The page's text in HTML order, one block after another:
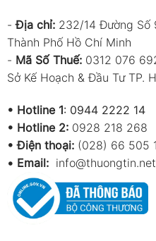
-Địa chỉ: 232/14 Đường Số
Thành Phố Hồ Chí Minh
- Mã Số Thuế: 0312 076
Sở Kế Hoạch & Đầu Tư TP.
• Hotline 1: 0944 2222 14
• Hotline 2: 0928 218 268
• Điện thoại: (028) 66 505
• Email: info@thuongtin.net